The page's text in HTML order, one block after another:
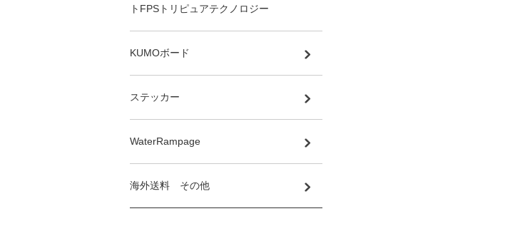
トFPSトリピュアテクノロジー
KUMOボード
ステッカー
WaterRampage
海外送料 その他